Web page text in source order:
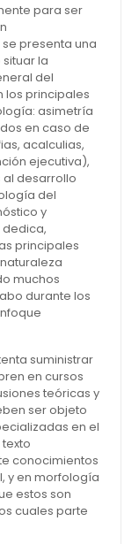
para ser
presenta una
la
del
los principales
asimetría
en caso de
acalculias,
ejecutiva),
desarrollo
del
y
principales
muchos
durante los
suministrar
en cursos
teóricas y
ser objeto
en el
conocimientos
y en morfología
estos son
cuales parte